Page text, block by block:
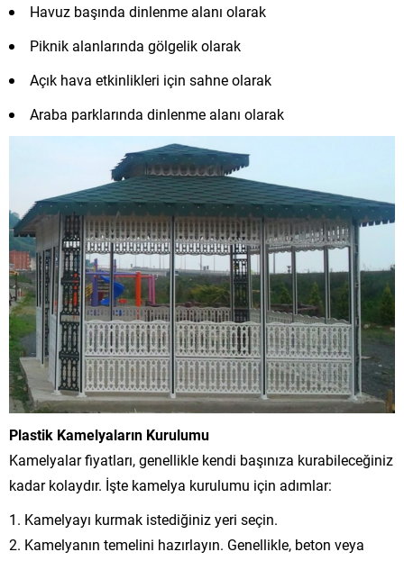
Havuz başında dinlenme alanı olarak
Piknik alanlarında gölgelik olarak
Açık hava etkinlikleri için sahne olarak
Araba parklarında dinlenme alanı olarak
Plastik Kamelyaların Kurulumu
Kamelyalar fiyatları, genellikle kendi başınıza kurabileceğiniz
kadar kolaydır. İşte kamelya kurulumu için adımlar:
1. Kamelyayı kurmak istediğiniz yeri seçin.
2. Kamelyanın temelini hazırlayın. Genellikle, beton veya